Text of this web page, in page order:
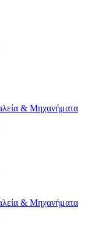
& Μηχανήματα
& Μηχανήματα